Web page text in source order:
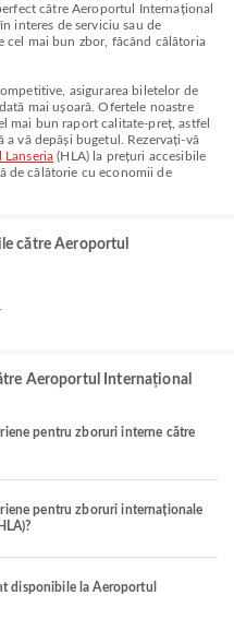
către Aeroportul Internațional
interes de serviciu sau de
cel mai bun zbor, făcând călătoria
asigurarea biletelor de
mai ușoară. Ofertele noastre
mai bun raport calitate-preț, astfel
vă depăși bugetul. Rezervați-vă
(HLA) la prețuri accesibile
de călătorie cu economii de
către Aeroportul
Aeroportul Internațional
pentru zboruri interne către
pentru zboruri internaționale
disponibile la Aeroportul